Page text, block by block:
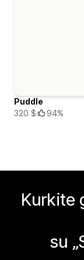
Puddle
320 $
94%
Kurkite
su